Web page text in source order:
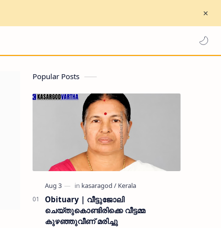
Popular Posts
Obituary | വീട്ടുജോലി
ചെയ്തുകൊണ്ടിരിക്കെ വീട്ടമ്മ
കുഴഞ്ഞുവീണ് മരിച്ചു